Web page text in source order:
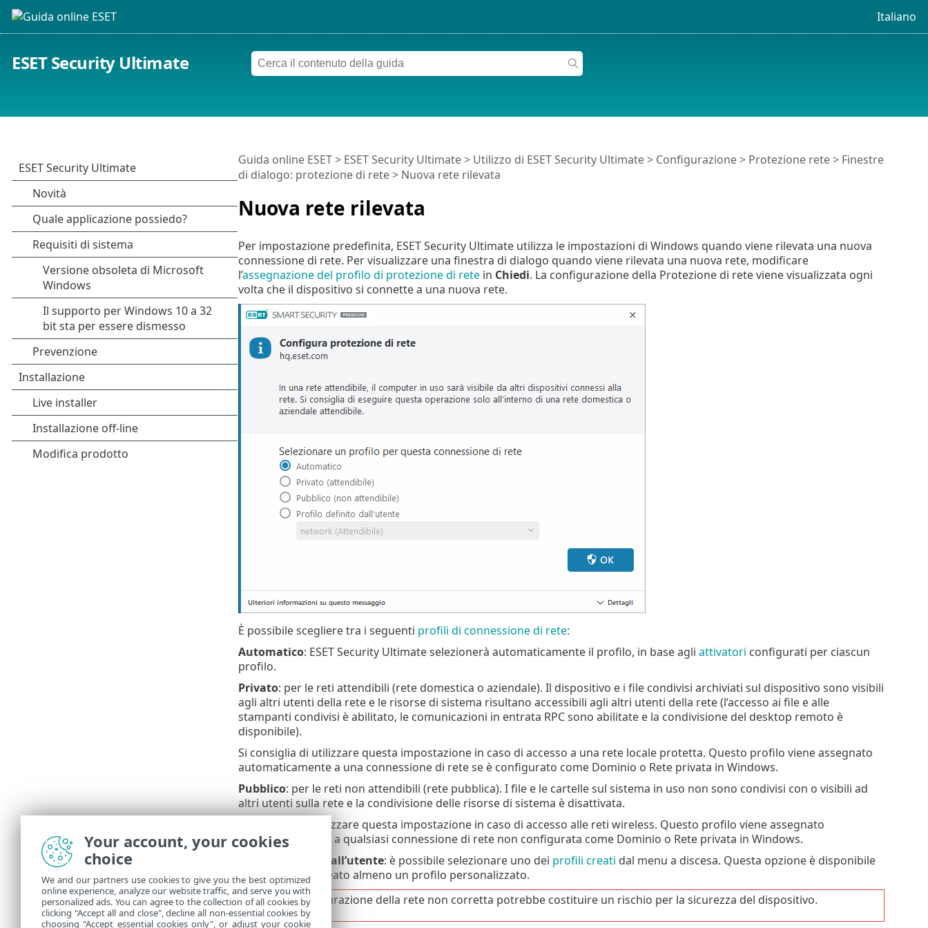
Italiano
ESET Security Ultimate
Nuova rete rilevata
Guida online ESET> ESET Security Ultimate> Utilizzo di ESET Security Ultimate> Configurazione> Protezione rete> Finestre
di dialogo: protezione di rete > Nuova rete rilevata
Per impostazione predefinita, ESET Security Ultimate utilizza le impostazioni di Windows quando viene rilevata una nuova
connessione di rete. Per visualizzare una finestra di dialogo quando viene rilevata una nuova rete, modificare
l’assegnazione del profilo di protezione di retein Chiedi. La configurazione della Protezione di rete viene visualizzata ogni
volta che il dispositivo si connette a una nuova rete.
È possibile scegliere tra i seguenti profili di connessione di rete:
Automatico: ESET Security Ultimate selezionerà automaticamente il profilo, in base agli attivatori configurati per ciascun
profilo.
Privato: per le reti attendibili (rete domestica o aziendale). Il dispositivo e i file condivisi archiviati sul dispositivo sono visibili
agli altri utenti della rete e le risorse di sistema risultano accessibili agli altri utenti della rete (l’accesso ai file e alle
stampanti condivisi è abilitato, le comunicazioni in entrata RPC sono abilitate e la condivisione del desktop remoto è
disponibile).
Si consiglia di utilizzare questa impostazione in caso di accesso a una rete locale protetta. Questo profilo viene assegnato
automaticamente a una connessione di rete se è configurato come Dominio o Rete privata in Windows.
Pubblico: per le reti non attendibili (rete pubblica). I file e le cartelle sul sistema in uso non sono condivisi con o visibili ad
altri utenti sulla rete e la condivisione delle risorse di sistema è disattivata.
Si consiglia di utilizzare questa impostazione in caso di accesso alle reti wireless. Questo profilo viene assegnato
automaticamente a qualsiasi connessione di rete non configurata come Dominio o Rete privata in Windows.
Profilo definito dall’utente: è possibile selezionare uno dei profili creati dal menu a discesa. Questa opzione è disponibile
solo se è stato creato almeno un profilo personalizzato.
Una configurazione della rete non corretta potrebbe costituire un rischio per la sicurezza del dispositivo.
Your account, your cookies
choice
We and our partners use cookies to give you the best optimized
online experience, analyze our website traffic, and serve you with
personalized ads. You can agree to the collection of all cookies by
clicking "Accept all and close", decline all non-essential cookies by
choosing "Accept essential cookies only", or adjust your cookie